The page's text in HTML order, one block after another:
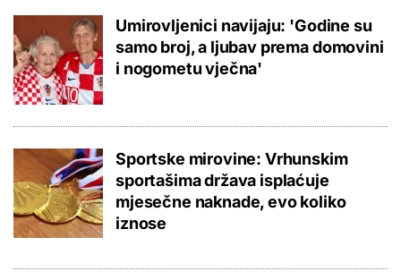
Umirovljenici navijaju: 'Godine su
samo broj, a ljubav prema domovini
i nogometu vječna'
Sportske mirovine: Vrhunskim
sportašima država isplaćuje
mjesečne naknade, evo koliko
iznose